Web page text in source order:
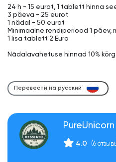
24 h - 15 eurot, 1 tablett hinna
3 päeva - 25 eurot
1 nädal - 50 eurot
Minimaalne rendiperiood 1 päev,
1 lisa tablett 2 Euro
Nädalavahetuse hinnad 10%
Перевести на русский
PureUnicorn
4.0 (6